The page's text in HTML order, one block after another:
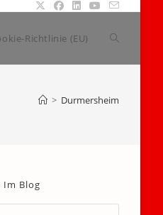
Richtlinie (EU) Website-
> Durmersheim
Im Blog